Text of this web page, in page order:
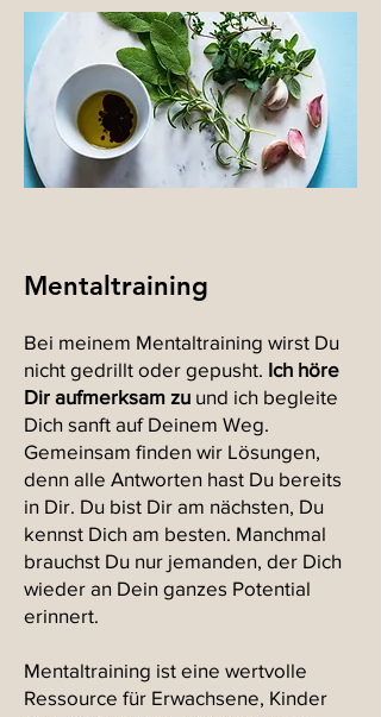
Mentaltraining
Bei meinem Mentaltraining wirst Du
nicht gedrillt oder gepusht. Ich höre
Dir aufmerksam zu und ich begleite
Dich sanft auf Deinem Weg.
Gemeinsam finden wir Lösungen,
denn alle Antworten hast Du bereits
in Dir. Du bist Dir am nächsten, Du
kennst Dich am besten. Manchmal
brauchst Du nur jemanden, der Dich
wieder an Dein ganzes Potential
erinnert.
Mentaltraining ist eine wertvolle
Ressource für Erwachsene, Kinder